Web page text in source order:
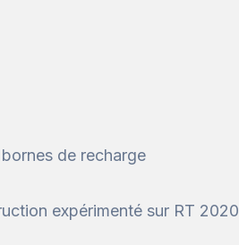
de recharge
expérimenté sur RT 2020